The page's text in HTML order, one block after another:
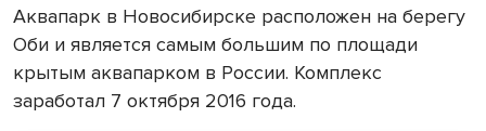
Аквапарк в Новосибирске расположен на берегу
Оби и является самым большим по площади
крытым аквапарком в России. Комплекс
заработал 7 октября 2016 года.